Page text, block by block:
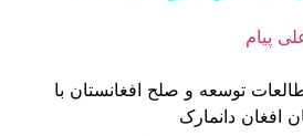
پیام
توسعه و صلح افغانستان با
افغان دانمارک